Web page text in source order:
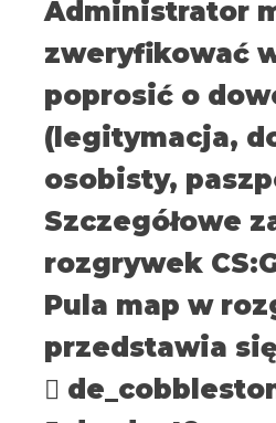
Administrator
zweryfikować
poprosić o
(legitymacja,
osobisty,
Szczegółowe
rozgrywek
Pula map w
przedstawia
